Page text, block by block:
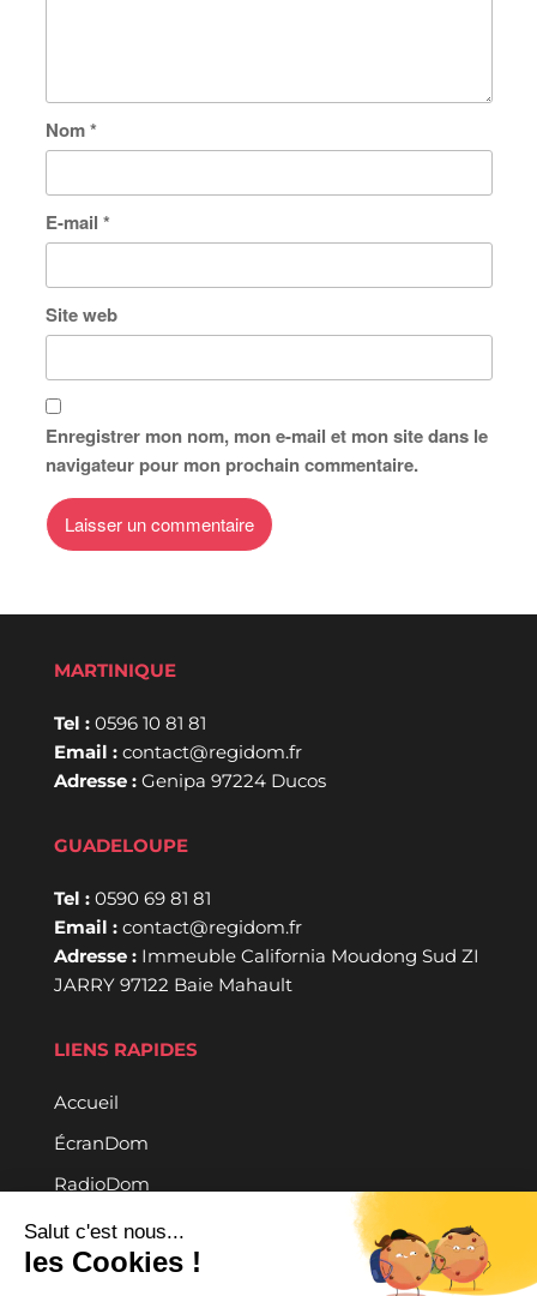
Nom*
E-mail *
Site web
Enregistrer mon nom, mon e-mail et mon site dans le
navigateur pour mon prochain commentaire.
MARTINIQUE
Tel : 0596 10 81 81
Email : contact@regidom.fr
Adresse : Genipa 97224 Ducos
GUADELOUPE
Tel : 0590 69 81 81
Email : contact@regidom.fr
Adresse : Immeuble California Moudong Sud ZI
JARRY 97122 Baie Mahault
LIENS RAPIDES
Accueil
ÉcranDom
RadioDom
Contact
Salut c'est nous...
les Cookies !